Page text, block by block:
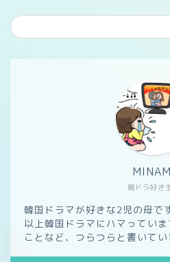
韓ドラ好き
韓国ドラマが好きな2児の
以上韓国ドラマにハマってい
ことなど、つらつらと書いてい